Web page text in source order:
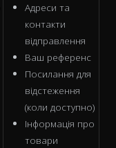
Адреси та
контакти
відправлення
Ваш референс
Посилання для
відстеження
(коли доступно)
Інформація про
товари